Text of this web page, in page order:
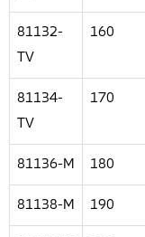
81132-
TV
160
81134-
TV
170
81136-M 180
81138-M 190